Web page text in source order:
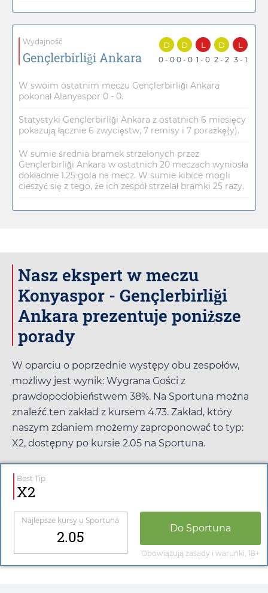
Wydajność
Gençlerbirliği Ankara
D
0 - 0
D
0 - 0
L
1 - 0
D
2 - 2
L
3 - 1
W swoim ostatnim meczu Gençlerbirliği Ankara
pokonał Alanyaspor 0 - 0.
Statystyki Gençlerbirliği Ankara z ostatnich 6 miesięcy
pokazują łącznie 6 zwycięstw, 7 remisy i 7 porażkę(y).
W sumie średnia bramek strzelonych przez
Gençlerbirliği Ankara w ostatnich 20 meczach wyniosła
dokładnie 1.25 gola na mecz. W sumie kibice mogli
cieszyć się z tego, że ich zespół strzelał bramki 25 razy.
Nasz ekspert w meczu
Konyaspor - Gençlerbirliği
Ankara prezentuje poniższe
porady
W oparciu o poprzednie występy obu zespołów,
możliwy jest wynik: Wygrana Gości z
prawdopodobieństwem 38%. Na Sportuna można
znaleźć ten zakład z kursem 4.73. Zakład, który
naszym zdaniem możemy zaproponować to typ:
X2, dostępny po kursie 2.05 na Sportuna.
Best Tip
X2
Najlepsze kursy u Sportuna
2.05 Do Sportuna
Obowiązują zasady i warunki, 18+